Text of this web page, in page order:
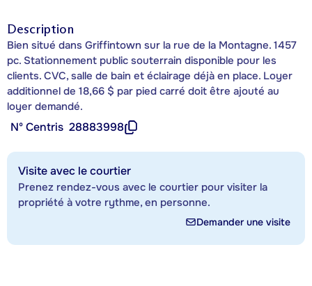
Description
Bien situé dans Griffintown sur la rue de la Montagne. 1457
pc. Stationnement public souterrain disponible pour les
clients. CVC, salle de bain et éclairage déjà en place. Loyer
additionnel de 18,66 $ par pied carré doit être ajouté au
loyer demandé.
Nº Centris 28883998
Visite avec le courtier
Prenez rendez-vous avec le courtier pour visiter la
propriété à votre rythme, en personne.
Demander une visite